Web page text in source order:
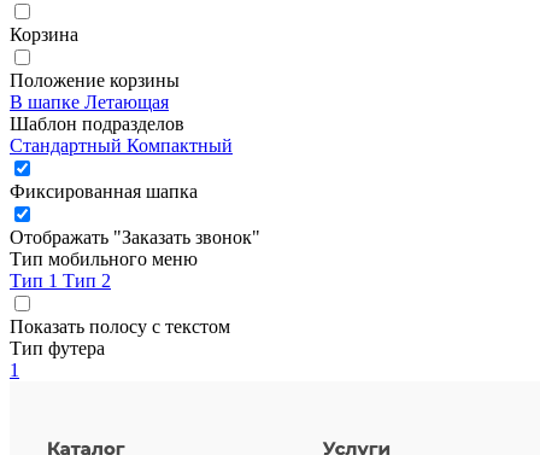
Корзина
Положение корзины
В шапке Летающая
Шаблон подразделов
Стандартный Компактный
Фиксированная шапка
Отображать "Заказать звонок"
Тип мобильного меню
Тип 1 Тип 2
Показать полосу с текстом
Тип футера
1